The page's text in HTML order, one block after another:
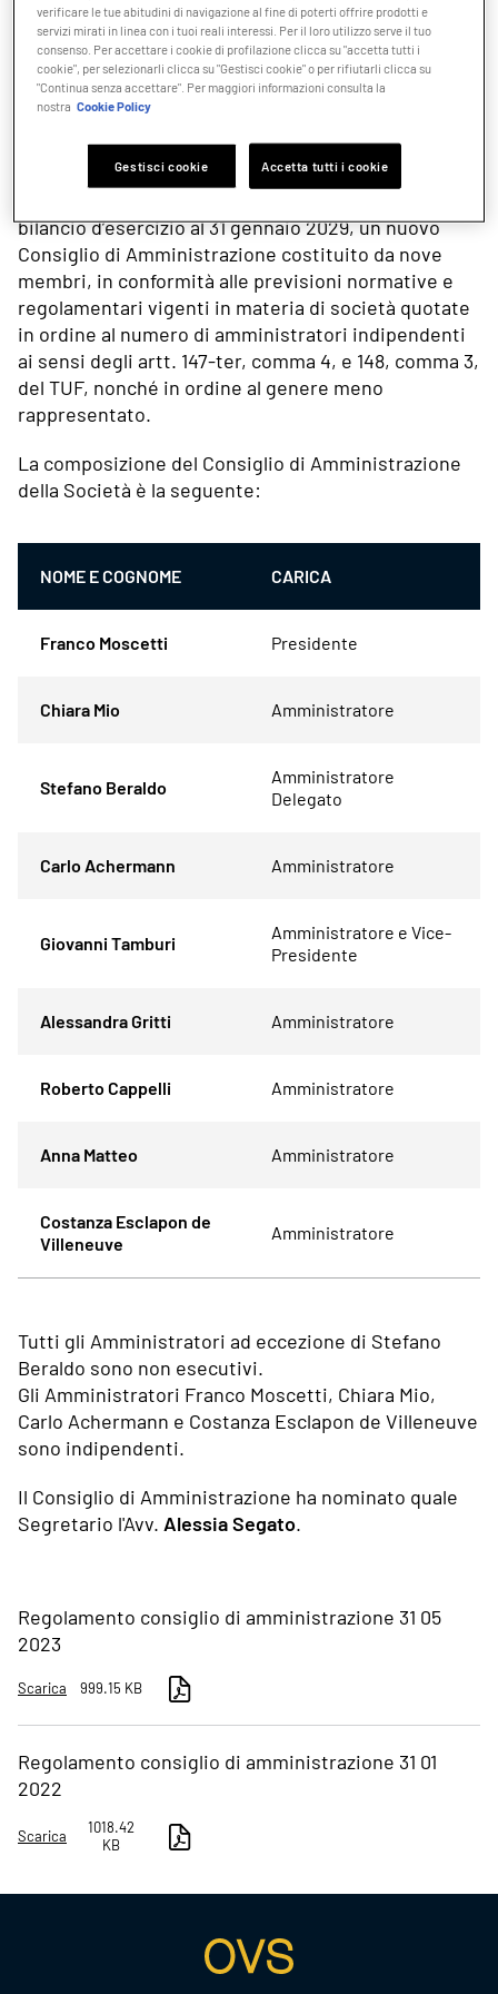
sono nominati per un periodo massimo di tre
esercizi e sono rieleggibili.
COMPOSIZIONE
In data 29 maggio 2026 l’Assemblea della Società ha
bilancio d’esercizio al 31 gennaio 2029, un nuovo
Consiglio di Amministrazione costituito da nove
membri, in conformità alle previsioni normative e
regolamentari vigenti in materia di società quotate
in ordine al numero di amministratori indipendenti
ai sensi degli artt. 147-ter, comma 4, e 148, comma 3,
del TUF, nonché in ordine al genere meno
rappresentato.
La composizione del Consiglio di Amministrazione
della Società è la seguente:
NOME E COGNOME CARICA
Franco Moscetti Presidente
Chiara Mio Amministratore
Stefano Beraldo
Amministratore
Delegato
Carlo Achermann Amministratore
Giovanni Tamburi
Amministratore e Vice-
Presidente
Alessandra Gritti Amministratore
Roberto Cappelli Amministratore
Anna Matteo Amministratore
Costanza Esclapon de
Villeneuve
Amministratore
Tutti gli Amministratori ad eccezione di Stefano
Beraldo sono non esecutivi.
Gli Amministratori Franco Moscetti, Chiara Mio,
Carlo Achermann e Costanza Esclapon de Villeneuve
sono indipendenti.
Il Consiglio di Amministrazione ha nominato quale
Segretario l'Avv. Alessia Segato.
Regolamento consiglio di amministrazione 31 05
2023
Scarica 999.15 KB
Regolamento consiglio di amministrazione 31 01
2022
Scarica
1018.42
KB
verificare le tue abitudini di navigazione al fine di poterti offrire prodotti e
servizi mirati in linea con i tuoi reali interessi. Per il loro utilizzo serve il tuo
consenso. Per accettare i cookie di profilazione clicca su "accetta tutti i
cookie", per selezionarli clicca su "Gestisci cookie" o per rifiutarli clicca su
"Continua senza accettare". Per maggiori informazioni consulta la
nostra Cookie Policy
Gestisci cookie Accetta tutti i cookie